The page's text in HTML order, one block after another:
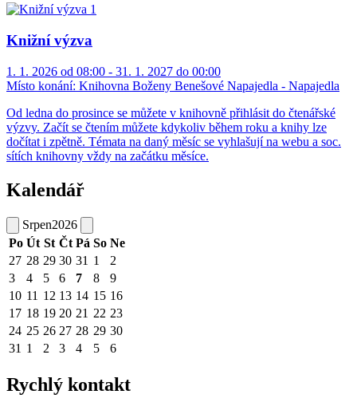
Knižní výzva
1. 1. 2026 od 08:00 - 31. 1. 2027 do 00:00
Místo konání: Knihovna Boženy Benešové Napajedla - Napajedla
Od ledna do prosince se můžete v knihovně přihlásit do čtenářské
výzvy. Začít se čtením můžete kdykoliv během roku a knihy lze
dočítat i zpětně. Témata na daný měsíc se vyhlašují na webu a soc.
sítích knihovny vždy na začátku měsíce.
Kalendář
Srpen2026
Po Út St Čt Pá So Ne
27 28 29 30 31 1
2
3
4 5 6 7 8
9
10 11 12 13 14 15 16
17 18 19 20 21 22 23
24 25 26 27 28 29 30
31 1 2 3 4 5 6
Rychlý kontakt